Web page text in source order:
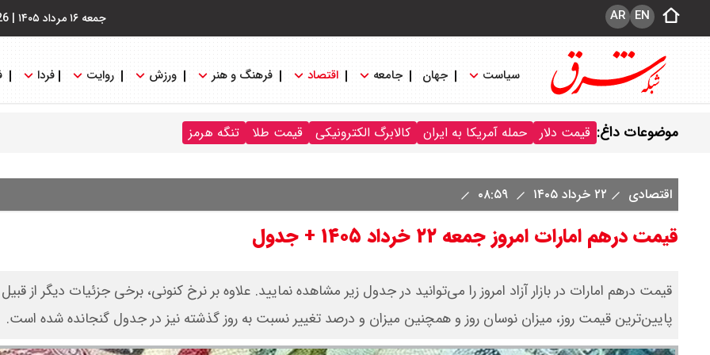
جمعه ۱۶ مرداد ۱۴۰۵ | EN
AR
سیاست جهان جامعه اقتصاد فرهنگ و هنر ورزش روایت فردا
موضوعات داغ: قیمت دلار حمله آمریکا به ایران کالابرگ الکترونیکی قیمت طلا تنگه هرمز
اقتصادی ۲۲ خرداد ۱۴۰۵
قیمت درهم امارات امروز جمعه ۲۲ خرداد ۱۴۰۵ + جدول
قیمت درهم امارات در بازار آزاد امروز را می‌توانید در جدول زیر مشاهده نمایید. علاوه بر نرخ کنونی، برخی جزئیات دیگر از قبیل
پایین‌ترین قیمت روز، میزان نوسان روز و همچنین میزان و درصد تغییر نسبت به روز گذشته نیز در جدول گنجانده شده است.